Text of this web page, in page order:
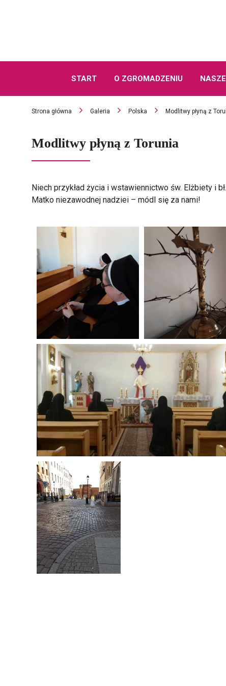
START O ZGROMADZENIU
Strona główna Galeria Polska Modlitwy płyną z
Modlitwy płyną z Torunia
Niech przykład życia i wstawiennictwo św. Elżbiety i
Matko niezawodnej nadziei – módl się za nami!